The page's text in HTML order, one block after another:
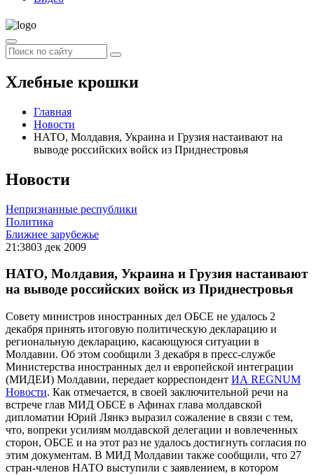
Хлебные крошки
Главная
Новости
НАТО, Молдавия, Украина и Грузия настаивают на
выводе российских войск из Приднестровья
Новости
Непризнанные республики
Политика
Ближнее зарубежье
21:3803 дек 2009
НАТО, Молдавия, Украина и Грузия настаивают
на выводе российских войск из Приднестровья
Совету министров иностранных дел ОБСЕ не удалось 2
декабря принять итоговую политическую декларацию и
региональную декларацию, касающуюся ситуации в
Молдавии. Об этом сообщили 3 декабря в пресс-службе
Министерства иностранных дел и европейской интеграции
(МИДЕИ) Молдавии, передает корреспондент ИА REGNUM
Новости. Как отмечается, в своей заключительной речи на
встрече глав МИД ОБСЕ в Афинах глава молдавской
дипломатии Юрий Лянкэ выразил сожаление в связи с тем,
что, вопреки усилиям молдавской делегации и вовлеченных
сторон, ОБСЕ и на этот раз не удалось достигнуть согласия по
этим документам. В МИД Молдавии также сообщили, что 27
стран-членов НАТО выступили с заявлением, в котором